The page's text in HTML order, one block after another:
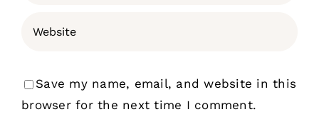
Save my name, email, and website in this
browser for the next time I comment.